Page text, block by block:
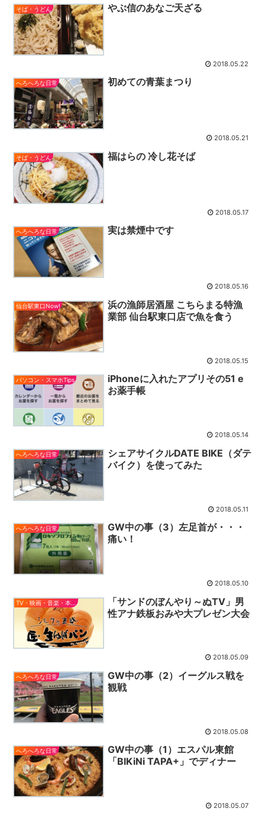
そば・うどん やぶ信のあなご天ざる
2018.05.22
へろへろな日常 初めての青葉まつり
2018.05.21
そば・うどん 福はらの 冷し花そば
2018.05.17
へろへろな日常 実は禁煙中です
2018.05.16
仙台駅東口Now!
浜の漁師居酒屋 こちらまる特漁
業部 仙台駅東口店で魚を食う
2018.05.15
パソコン・スマホTips
iPhoneに入れたアプリその51 e
お薬手帳
2018.05.14
へろへろな日常
シェアサイクルDATE BIKE（ダテ
バイク）を使ってみた
2018.05.11
へろへろな日常
GW中の事（3）左足首が・・・
痛い！
2018.05.10
「サンドのぼんやり～ぬTV」男
性アナ鉄板おみや大プレゼン大会
2018.05.09
へろへろな日常
GW中の事（2）イーグルス戦を
観戦
2018.05.08
へろへろな日常
GW中の事（1）エスパル東館
「BIKiNi TAPA+」でディナー
2018.05.07